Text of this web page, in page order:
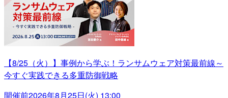
【8/25（火）】事例から学ぶ！ランサムウェア対策最前線～
今すぐ実践できる多重防御戦略
開催前2026年8月25日(火) 13:00